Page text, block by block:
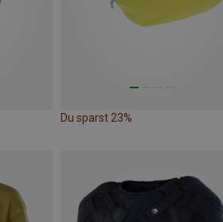
Du sparst 23%